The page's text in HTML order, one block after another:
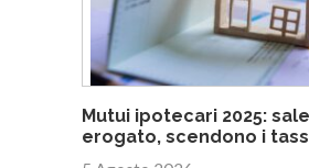
Mutui ipotecari 2025:
erogato, scendono i